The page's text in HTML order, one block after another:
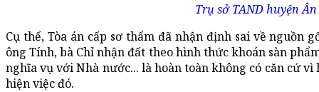
Trụ sở TAND huyện
Cụ thể, Tòa án cấp sơ thẩm đã nhận định sai về nguồn
ông Tính, bà Chỉ nhận đất theo hình thức khoán sàn
nghĩa vụ với Nhà nước... là hoàn toàn không có căn cứ
hiện việc đó.